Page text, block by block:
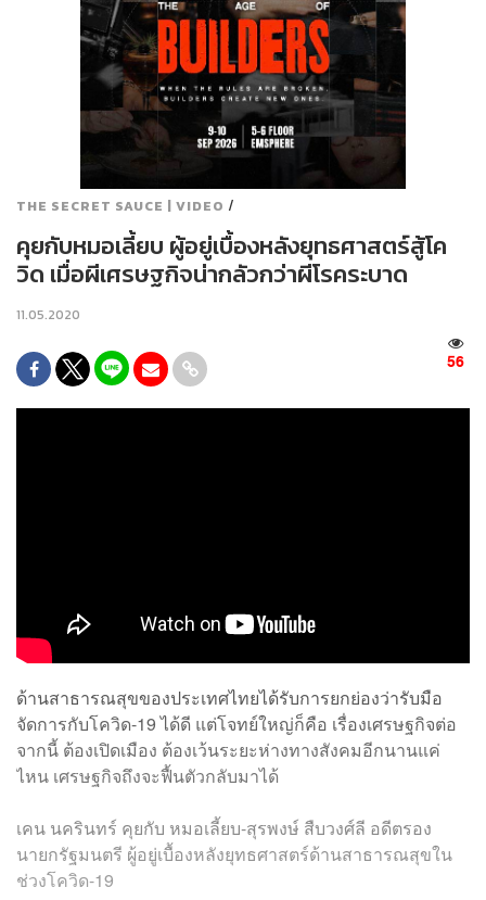
THE SECRET SAUCE | VIDEO /
คุยกับหมอเลี้ยบ ผู้อยู่เบื้องหลังยุทธศาสตร์สู้โค
วิด เมื่อผีเศรษฐกิจน่ากลัวกว่าผีโรคระบาด
11.05.2020
56
ด้านสาธารณสุขของประเทศไทยได้รับการยกย่องว่ารับมือ
จัดการกับโควิด-19 ได้ดี แต่โจทย์ใหญ่ก็คือ เรื่องเศรษฐกิจต่อ
จากนี้ ต้องเปิดเมือง ต้องเว้นระยะห่างทางสังคมอีกนานแค่
ไหน เศรษฐกิจถึงจะฟื้นตัวกลับมาได้
เคน นครินทร์ คุยกับ หมอเลี้ยบ-สุรพงษ์ สืบวงศ์ลี อดีตรอง
นายกรัฐมนตรี ผู้อยู่เบื้องหลังยุทธศาสตร์ด้านสาธารณสุขใน
ช่วงโควิด-19